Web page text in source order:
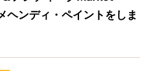
ヘンディ・ペイントをしま